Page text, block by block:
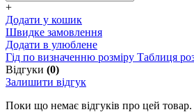
+
Додати у кошик
Швидке замовлення
Додати в улюблене
Гід по визначенню розміру Таблиця
Відгуки (0)
Залишити відгук
Поки що немає відгуків про цей товар.